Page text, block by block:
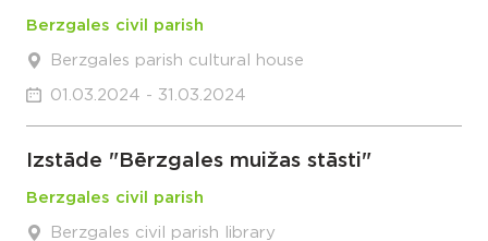
Berzgales civil parish
Berzgales parish cultural house
01.03.2024 - 31.03.2024
Izstāde "Bērzgales muižas stāsti"
Berzgales civil parish
Berzgales civil parish library